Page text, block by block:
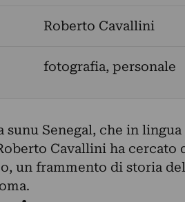
Roberto Cavallini
fotografia, personale
sunu Senegal, che in
Cavallini ha
un frammento di storia